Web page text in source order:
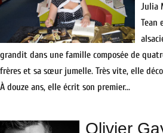
Julia
Tean
grandit dans une famille composée de
frères et sa sœur jumelle. Très vite, elle
À douze ans, elle écrit son premier...
Olivier